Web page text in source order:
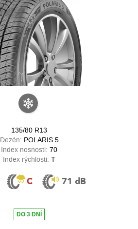
135/80 R13
Dezén: POLARIS 5
Index nosnosti: 70
Index rýchlosti: T
C 71 dB
DO 3 DNÍ